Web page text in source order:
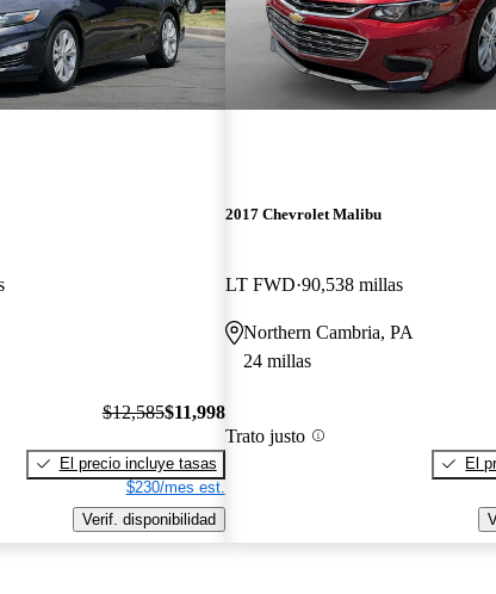
$12,585$11,998
El precio incluye tasas
$230/mes est.
Verif. disponibilidad
2017 Chevrolet Malibu
LT FWD 90,538 millas
Northern Cambria, PA
24 millas
Trato justo
El